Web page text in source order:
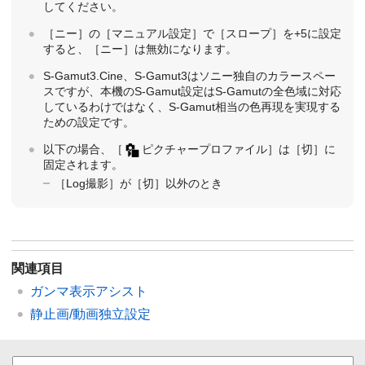
してください。
［ニー］ の［マニュアル設定］ で［スロープ］ を+5に設定
すると、
［ニー］ は無効になります。
S-Gamut3.Cine、S-Gamut3はソニー独自のカラースペー
スですが、本機のS-Gamut設定はS-Gamutの全色域に対応
しているわけではなく、S-Gamut相当の色再現を実現する
ための設定です。
以下の場合、 ［ ピクチャープロファイル］ は ［切］ に
固定されます。
［Log撮影］ が［切］ 以外のとき
関連項目
ガンマ表示アシスト
静止画/動画独立設定